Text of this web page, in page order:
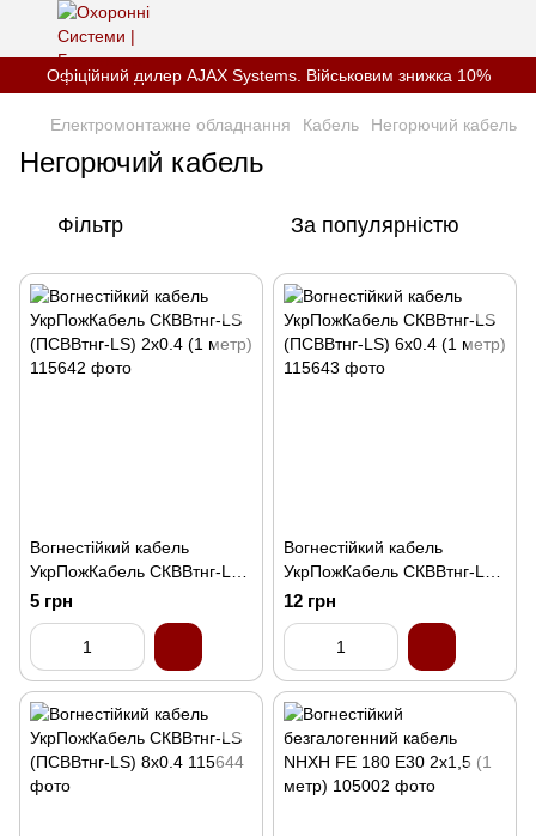
Офіційний дилер AJAX Systems. Військовим знижка 10%
Електромонтажне обладнання Кабель Негорючий кабель
Негорючий кабель
Фільтр За популярністю
Вогнестійкий кабель
УкрПожКабель СКВВтнг-LS
(ПСВВтнг-LS) 2х0.4 (1 метр)
5 грн
Вогнестійкий кабель
УкрПожКабель СКВВтнг-LS
(ПСВВтнг-LS) 6х0.4 (1 метр)
12 грн